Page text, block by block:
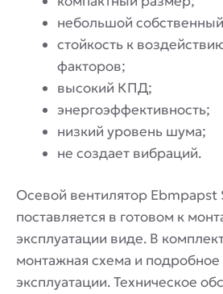
небольшой
стойкость к
факторов;
высокий КПД;
энергоэффективность;
низкий уровень шума;
не создает вибраций.
Осевой вентилятор
поставляется в готовом к
эксплуатации виде. В
монтажная схема и
эксплуатации. Техническое